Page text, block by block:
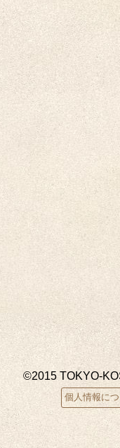
©2015 TOKYO-
個人情報に